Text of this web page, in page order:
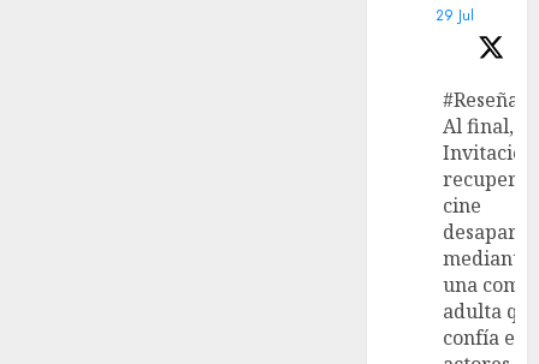
29 Jul
#Reseña
Al final,
recupera
cine
mediante
una
adulta
confía en